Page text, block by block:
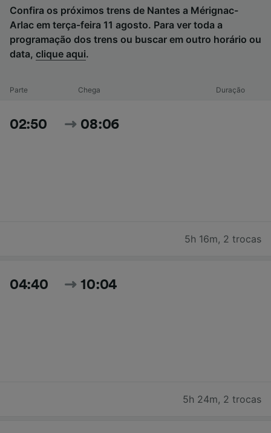
Confira os próximos trens de Nantes a Mérignac-
Arlac em terça-feira 11 agosto. Para ver toda a
programação dos trens ou buscar em outro horário ou
data, clique aqui.
Parte Chega Duração
02:50 08:06
5h 16m, 2 trocas
04:40 10:04
5h 24m, 2 trocas